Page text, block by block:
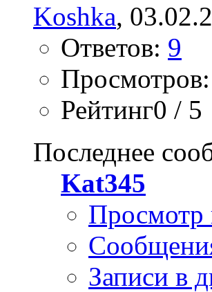
Koshka,
Ответов: 9
Рейтинг0 / 5
Последнее
Kat345
Просмотр
Записи в